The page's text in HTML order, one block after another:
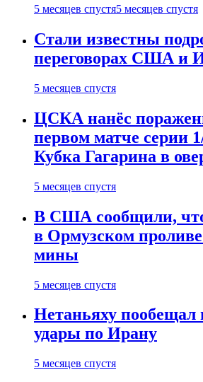
5 месяцев спустя5 месяцев спустя
Стали известны
переговорах США и
5 месяцев спустя
ЦСКА нанёс
первом матче серии
Кубка Гагарина в
5 месяцев спустя
В США сообщили,
в Ормузском
мины
5 месяцев спустя
Нетаньяху пообещал
удары по Ирану
5 месяцев спустя